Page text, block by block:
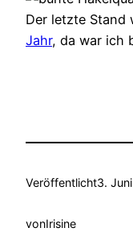
Der letzte Stand
Jahr, da war ich
Veröffentlicht3.
vonIrisine